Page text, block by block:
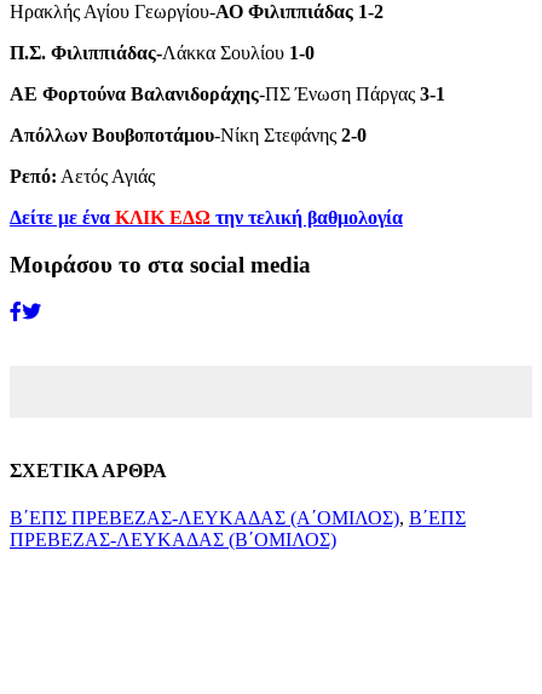
Ηρακλής Αγίου Γεωργίου-ΑΟ Φιλιππιάδας 1-2
Π.Σ. Φιλιππιάδας-Λάκκα Σουλίου 1-0
AE Φορτούνα Βαλανιδοράχης-ΠΣ Ένωση Πάργας 3-1
Απόλλων Βουβοποτάμου-Νίκη Στεφάνης 2-0
Ρεπό: Αετός Αγιάς
Δείτε με ένα ΚΛΙΚ ΕΔΩ την τελική βαθμολογία
Μοιράσου το στα social media
ΣΧΕΤΙΚΑ ΑΡΘΡΑ
Β΄ΕΠΣ ΠΡΕΒΕΖΑΣ-ΛΕΥΚΑΔΑΣ (Α΄ΟΜΙΛΟΣ), Β΄ΕΠΣ
ΠΡΕΒΕΖΑΣ-ΛΕΥΚΑΔΑΣ (Β΄ΟΜΙΛΟΣ)